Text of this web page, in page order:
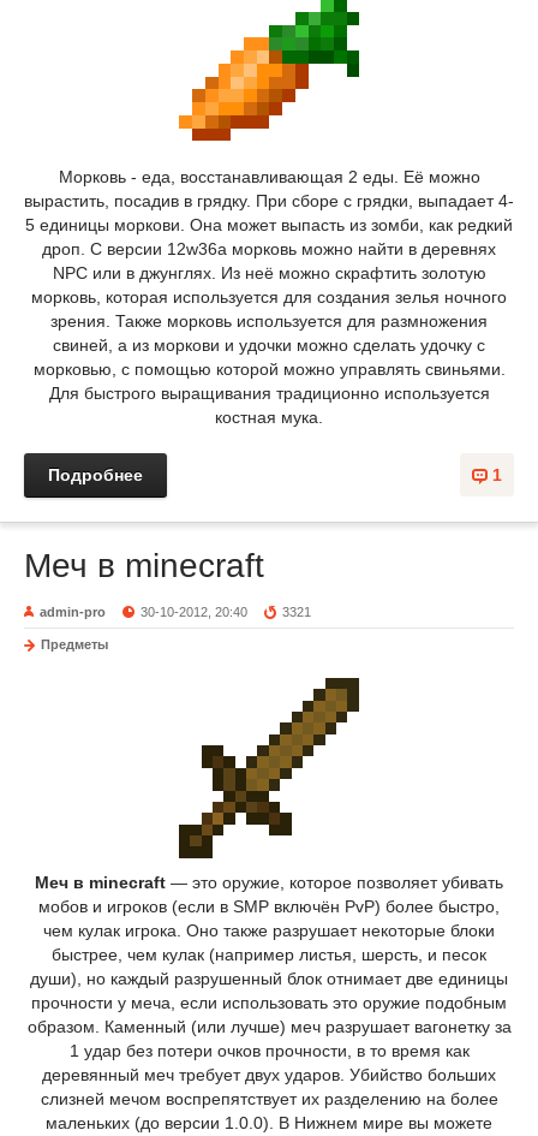
Морковь - еда, восстанавливающая 2 еды. Её можно
вырастить, посадив в грядку. При сборе с грядки, выпадает 4-
5 единицы моркови. Она может выпасть из зомби, как редкий
дроп. С версии 12w36a морковь можно найти в деревнях
NPC или в джунглях. Из неё можно скрафтить золотую
морковь, которая используется для создания зелья ночного
зрения. Также морковь используется для размножения
свиней, а из моркови и удочки можно сделать удочку с
морковью, с помощью которой можно управлять свиньями.
Для быстрого выращивания традиционно используется
костная мука.
1
Подробнее
Меч в minecraft
admin-pro 30-10-2012, 20:40 3321
Предметы
Меч в minecraft — это оружие, которое позволяет убивать
мобов и игроков (если в SMP включён PvP) более быстро,
чем кулак игрока. Оно также разрушает некоторые блоки
быстрее, чем кулак (например листья, шерсть, и песок
души), но каждый разрушенный блок отнимает две единицы
прочности у меча, если использовать это оружие подобным
образом. Каменный (или лучше) меч разрушает вагонетку за
1 удар без потери очков прочности, в то время как
деревянный меч требует двух ударов. Убийство больших
слизней мечом воспрепятствует их разделению на более
маленьких (до версии 1.0.0). В Нижнем мире вы можете